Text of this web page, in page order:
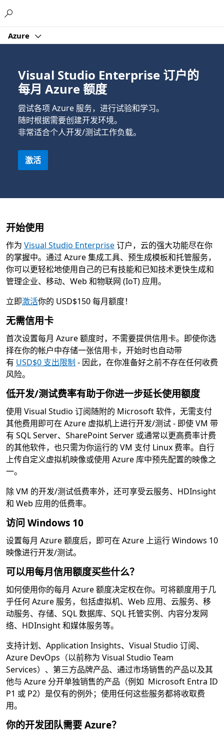
Azure
Visual Studio Enterprise 订户的
每月 Azure 额度
尝试各项 Azure 服务，进行试验和学习。
随时根据需要创建开发环境。
非常适合个人开发/测试工作负载。
激活
开始使用
作为 Visual Studio Enterprise订户，云的强大功能尽在你
的掌握中。通过 Azure 集成工具、预生成模板和托管服务，
你可以更轻松地使用自己的已有技能和已知技术更快生成和
管理企业、移动、Web 和物联网 (IoT) 应用。
立即激活你的 USD$150 每月额度！
无需信用卡
首次设置每月 Azure 额度时，不需要提供信用卡。即使你选
择在你的帐户中存储一张信用卡，开始时也自动带
有 USD$0 支出限制 - 因此，在你准备好之前不存在任何收费
风险。
低开发/测试费率有助于你进一步延长使用额度
使用 Visual Studio 订阅随附的 Microsoft 软件，无需支付
其他费用即可在 Azure 虚拟机上进行开发/测试 - 即使 VM 带
有 SQL Server、SharePoint Server 或通常以更高费率计费
的其他软件，也只需为你运行的 VM 支付 Linux 费率。自行
上传自定义虚拟机映像或使用 Azure 库中预先配置的映像之
一。
除 VM 的开发/测试低费率外，还可享受云服务、HDInsight
和 Web 应用的低费率。
访问 Windows 10
设置每月 Azure 额度后，即可在 Azure 上运行 Windows 10
映像进行开发/测试。
可以用每月信用额度买些什么？
如何使用你的每月 Azure 额度决定权在你。可将额度用于几
乎任何 Azure 服务，包括虚拟机、Web 应用、云服务、移
动服务、存储、SQL 数据库、SQL 托管实例、内容分发网
络、HDInsight 和媒体服务等。
支持计划、Application Insights、Visual Studio 订阅、
Azure DevOps（以前称为 Visual Studio Team
Services）、第三方品牌产品、通过市场销售的产品以及其
他与 Azure 分开单独销售的产品（例如 Microsoft Entra ID
P1 或 P2）是仅有的例外；使用任何这些服务都将收取费
用。
你的开发团队需要 Azure？